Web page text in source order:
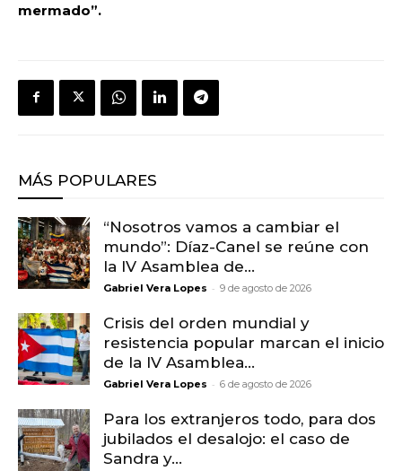
mermado”.
MÁS POPULARES
“Nosotros vamos a cambiar el
mundo”: Díaz-Canel se reúne con
la IV Asamblea de...
Gabriel Vera Lopes - 9 de agosto de 2026
Crisis del orden mundial y
resistencia popular marcan el inicio
de la IV Asamblea...
Gabriel Vera Lopes - 6 de agosto de 2026
Para los extranjeros todo, para dos
jubilados el desalojo: el caso de
Sandra y...